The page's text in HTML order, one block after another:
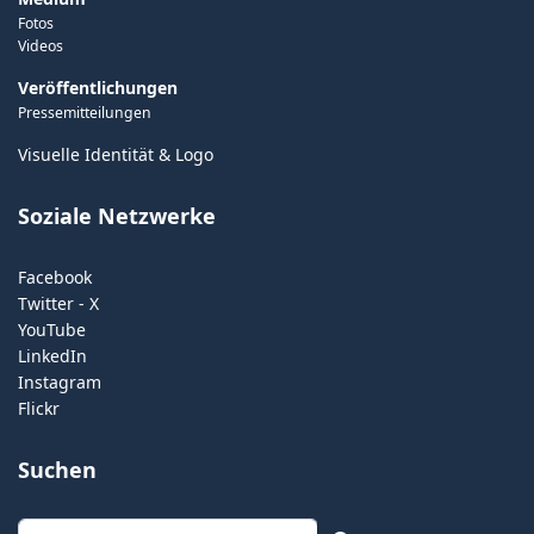
Fotos
Videos
Veröffentlichungen
Pressemitteilungen
Visuelle Identität & Logo
Soziale Netzwerke
Facebook
Twitter - X
YouTube
LinkedIn
Instagram
Flickr
Suchen